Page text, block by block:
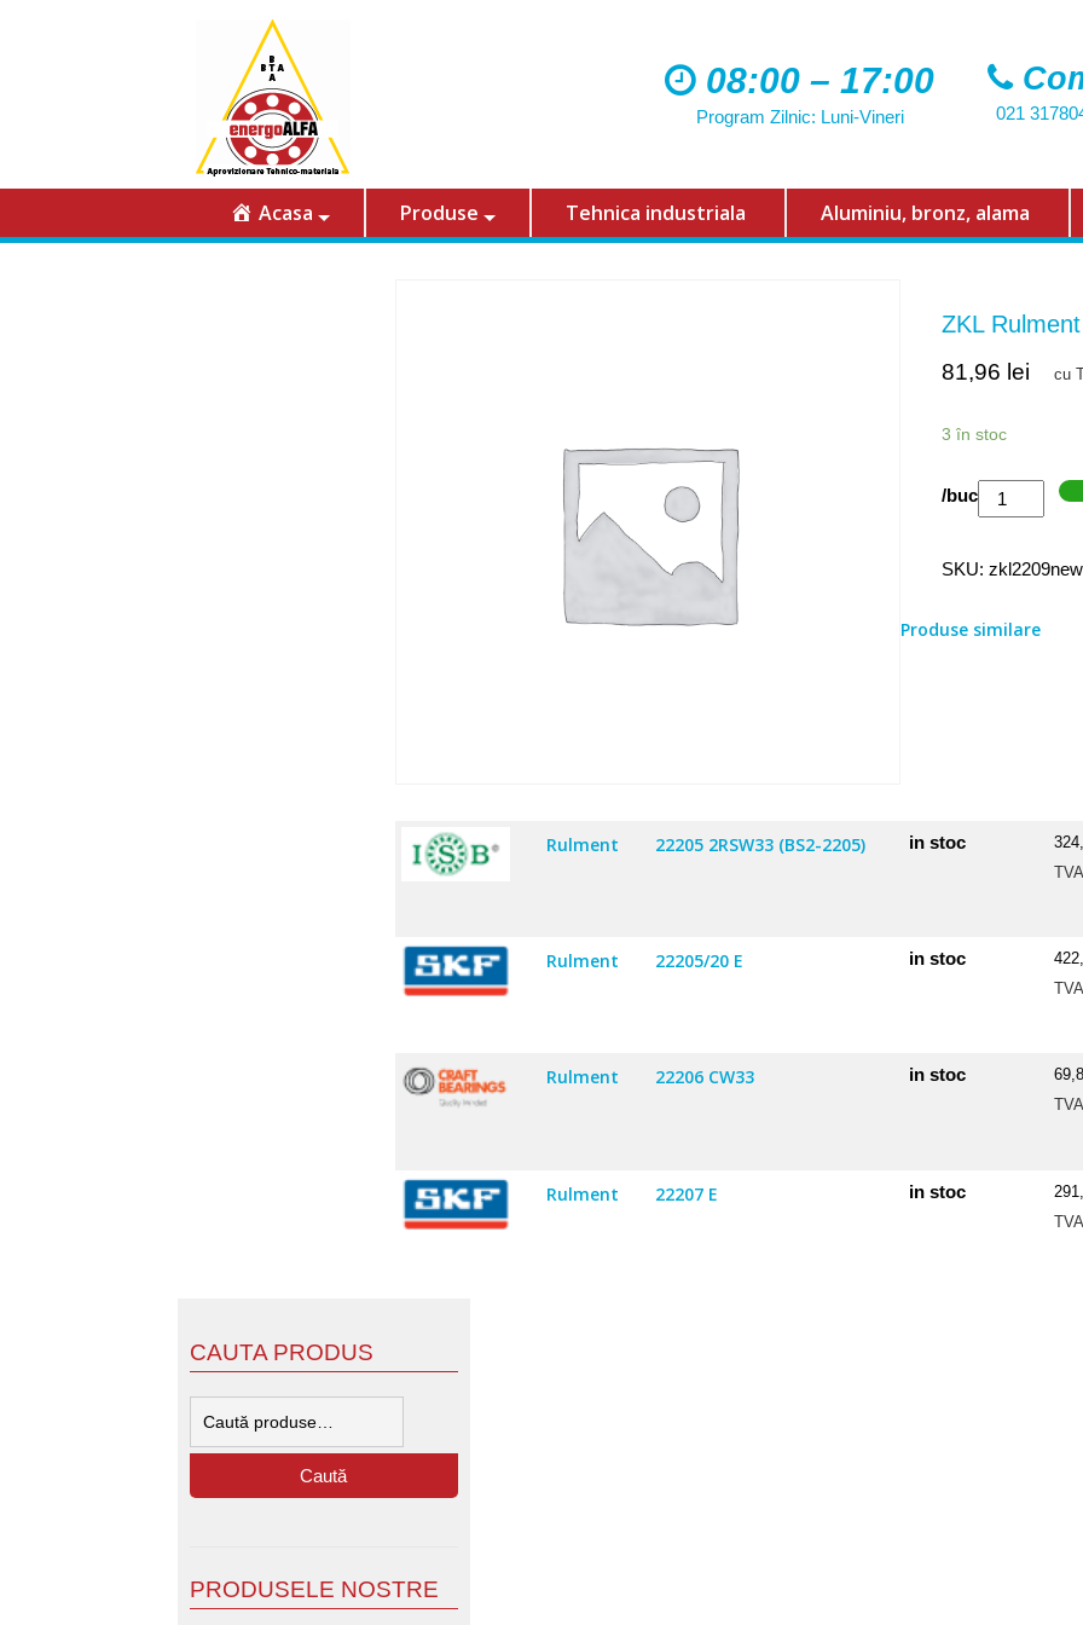
08:00 – 17:00
Program Zilnic: Luni-Vineri 021
Acasa Produse Tehnica industriala Aluminiu, bronz, alama
ZKL
81,96 lei cu
3 în stoc
Cantitate
/buc
SKU:zkl2209new
Produse similare
Rulment 22205 2RSW33 (BS2-2205) in stoc
TVA
Rulment 22205/20 E in stoc
TVA
Rulment 22206 CW33 in stoc
TVA
Rulment 22207 E in stoc
TVA
CAUTA PRODUS
Caută
PRODUSELE NOSTRE